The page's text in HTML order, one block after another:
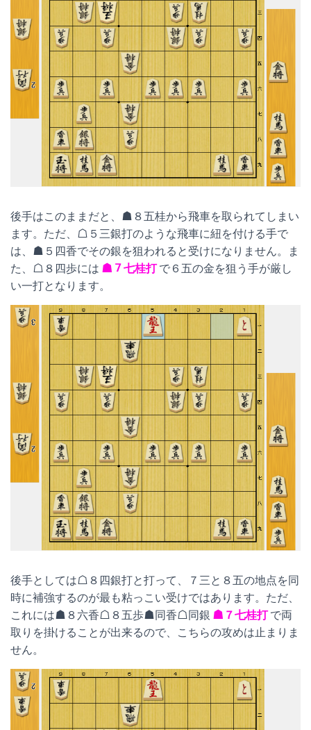
後手はこのままだと、☗８五桂から飛車を取られてしまい
ます。ただ、☖５三銀打のような飛車に紐を付ける手で
は、☗５四香でその銀を狙われると受けになりません。ま
た、☖８四歩には ☗７七桂打 で６五の金を狙う手が厳し
い一打となります。
後手としては☖８四銀打と打って、７三と８五の地点を同
時に補強するのが最も粘っこい受けではあります。ただ、
これには☗８六香☖８五歩☗同香☖同銀 ☗７七桂打 で両
取りを掛けることが出来るので、こちらの攻めは止まりま
せん。